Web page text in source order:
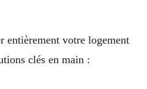
entièrement votre logement
clés en main :